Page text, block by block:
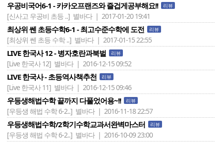
우공비국어6-1 - 카카오프랜즈와 즐겁게공부해요!! 리뷰
[신사고 우공비 초등 ..] 별바다 | 2017-01-20 19:41
최상위 쎈 초등수학6-1 - 최고수준수학에 도전 리뷰
[최상위 쎈 초등 수학 ..] 별바다 | 2017-01-15 22:55
LIVE 한국사 12 - 병자호란과북벌 리뷰
[Live 한국사 12] 별바다 | 2016-12-15 09:52
LIVE 한국사 - 초등역사책추천 리뷰
[Live 한국사 11] 별바다 | 2016-12-15 09:46
우등생해법수학 끝까지 다풀었어용~!! 리뷰
[우등생 해법 수학 6-2..] 별바다 | 2016-11-18 22:57
우등생해법수학/2학기수학교과서완벽마스터 리뷰
[우등생 해법 수학 6-2..] 별바다 | 2016-10-09 23:00